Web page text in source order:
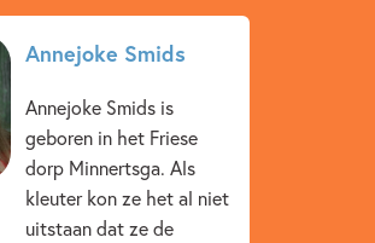
book
& avontuur
Spanning & griezelen
Annejoke Smids
Annejoke Smids is
geboren in het Friese
dorp Minnertsga. Als
kleuter kon ze het al niet
uitstaan dat ze de